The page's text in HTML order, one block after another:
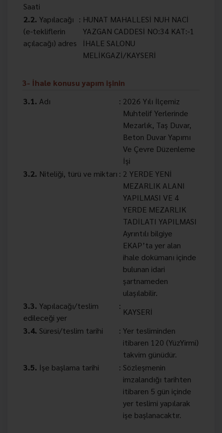
Saati
2.2. Yapılacağı
(e-tekliflerin
açılacağı) adres
: HUNAT MAHALLESİ NUH NACİ
YAZGAN CADDESİ NO:34 KAT:-1
İHALE SALONU
MELİKGAZİ/KAYSERİ
3- İhale konusu yapım işinin
3.1. Adı : 2026 Yılı İlçemiz
Muhtelif Yerlerinde
Mezarlık, Taş Duvar,
Beton Duvar Yapımı
Ve Çevre Düzenleme
İşi
3.2. Niteliği, türü ve miktarı : 2 YERDE YENİ
MEZARLIK ALANI
YAPILMASI VE 4
YERDE MEZARLIK
TADİLATI YAPILMASI
Ayrıntılı bilgiye
EKAP’ta yer alan
ihale dokümanı içinde
bulunan idari
şartnameden
ulaşılabilir.
3.3. Yapılacağı/teslim
edileceği yer
:
KAYSERİ
3.4. Süresi/teslim tarihi : Yer tesliminden
itibaren 120 (YüzYirmi)
takvim günüdür.
3.5. İşe başlama tarihi : Sözleşmenin
imzalandığı tarihten
itibaren 5 gün içinde
yer teslimi yapılarak
işe başlanacaktır.